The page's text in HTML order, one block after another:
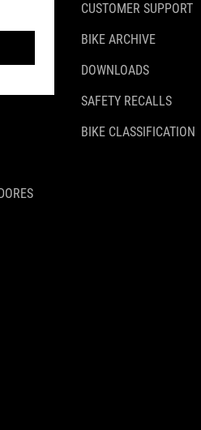
CUSTOMER SUPPORT
BIKE ARCHIVE
DOWNLOADS
SAFETY RECALLS
BIKE CLASSIFICATION